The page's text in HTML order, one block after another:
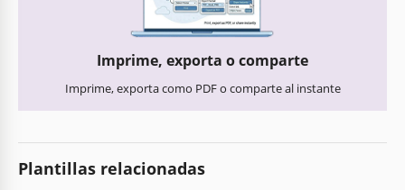
Imprime, exporta o comparte
Imprime, exporta como PDF o comparte al instante
Plantillas relacionadas